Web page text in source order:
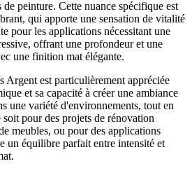
peinture. Cette nuance spécifique est
qui apporte une sensation de vitalité
pour les applications nécessitant une
offrant une profondeur et une
une finition mat élégante.
est particulièrement appréciée
et sa capacité à créer une ambiance
une variété d'environnements, tout en
pour des projets de rénovation
meubles, ou pour des applications
un équilibre parfait entre intensité et